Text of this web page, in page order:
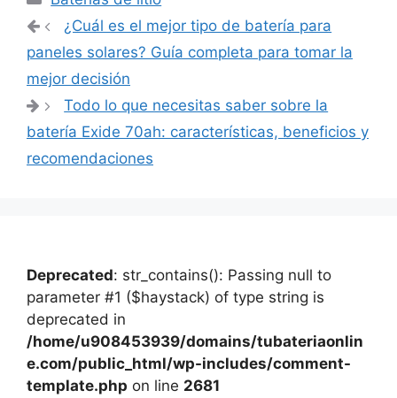
Navegación
entradas
¿Cuál es el mejor tipo de batería para
paneles solares? Guía completa para tomar la
mejor decisión
Todo lo que necesitas saber sobre la
batería Exide 70ah: características, beneficios y
recomendaciones
Deprecated: str_contains(): Passing null to
parameter #1 ($haystack) of type string is
deprecated in
/home/u908453939/domains/tubateriaonlin
e.com/public_html/wp-includes/comment-
template.php on line 2681